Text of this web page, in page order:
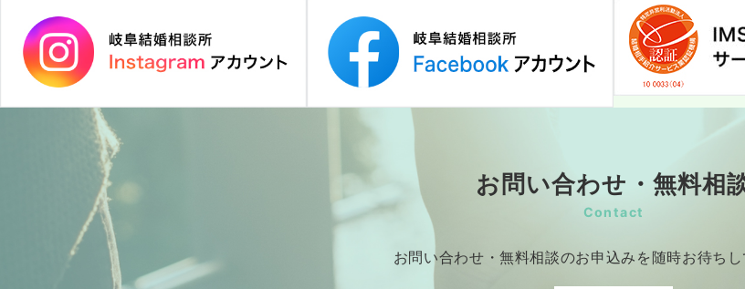
お問い合わせ・無料相
Contact
お問い合わせ・無料相談のお申込みを随時お待ちし